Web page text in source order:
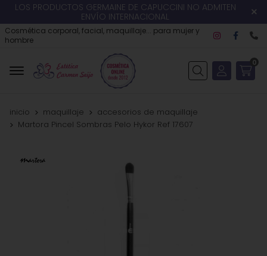
LOS PRODUCTOS GERMAINE DE CAPUCCINI NO ADMITEN
ENVÍO INTERNACIONAL
Cosmética corporal, facial, maquillaje... para mujer y
hombre
Buscar
0
inicio maquillaje
accesorios de maquillaje
Martora Pincel Sombras Pelo Hykor Ref 17607